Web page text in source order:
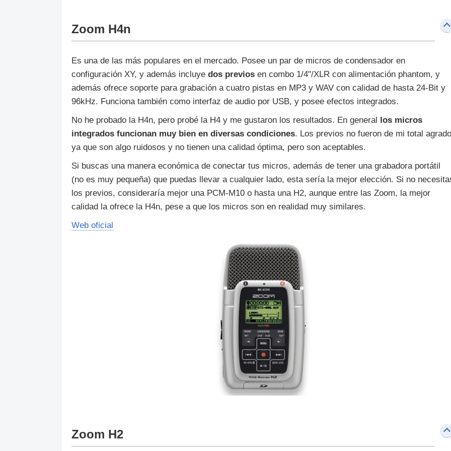
Zoom H4n
Es una de las más populares en el mercado. Posee un par de micros de condensador en
configuración XY, y además incluye dos previos en combo 1/4"/XLR con alimentación phantom, y
además ofrece soporte para grabación a cuatro pistas en MP3 y WAV con calidad de hasta 24-Bit y
96kHz. Funciona también como interfaz de audio por USB, y posee efectos integrados.
No he probado la H4n, pero probé la H4 y me gustaron los resultados. En general los micros
integrados funcionan muy bien en diversas condiciones. Los previos no fueron de mi total
ya que son algo ruidosos y no tienen una calidad óptima, pero son aceptables.
Si buscas una manera económica de conectar tus micros, además de tener una grabadora portátil
(no es muy pequeña) que puedas llevar a cualquier lado, esta sería la mejor elección. Si no
los previos, consideraría mejor una PCM-M10 o hasta una H2, aunque entre las Zoom, la mejor
calidad la ofrece la H4n, pese a que los micros son en realidad muy similares.
Web oficial
Zoom H2